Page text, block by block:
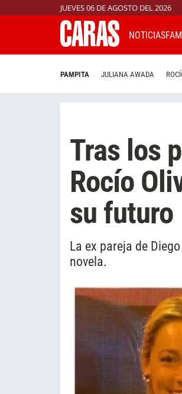
JUEVES 06 DE AGOSTO DEL 2026
NOTICIAS
PAMPITA JULIANA AWADA
Tras los
Rocío
su futuro
La ex pareja de
novela.